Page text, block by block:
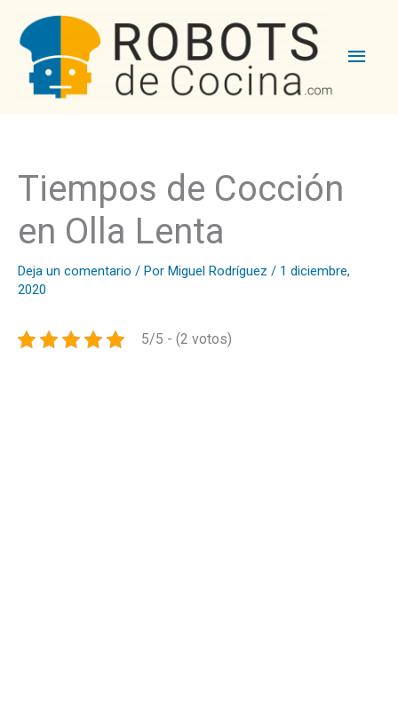
Tiempos de Cocción
en Olla Lenta
Deja un comentario / Por Miguel Rodríguez / 1 diciembre,
2020
5/5 - (2 votos)